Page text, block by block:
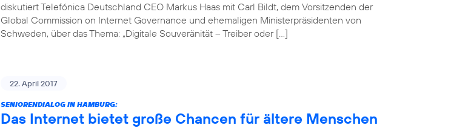
diskutiert Telefónica Deutschland CEO Markus Haas mit Carl Bildt, dem Vorsitzenden der
Global Commission on Internet Governance und ehemaligen Ministerpräsidenten von
Schweden, über das Thema: „Digitale Souveränität – Treiber oder […]
22. April 2017
SENIORENDIALOG IN HAMBURG:
Das Internet bietet große Chancen für ältere Menschen